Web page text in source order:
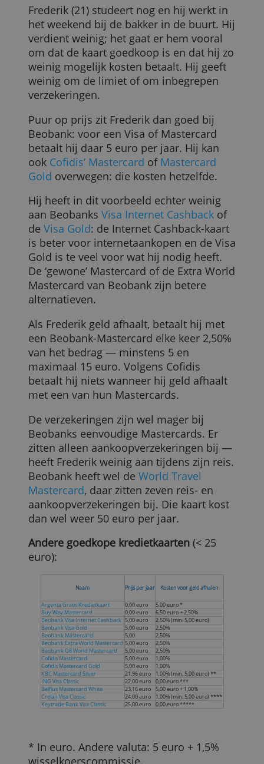
niet-euroland, dan betaal je uiteindelijk
102,50 euro als je de kaart met de
hoogste opslag hebt.
De best scorende kredietkaarten voor
een alleenreizende twintiger
Frederik (21) studeert nog en hij werkt in
het weekend bij de bakker in de buurt.
verdient weinig; het gaat er hem vooral
om dat de kaart goedkoop is en dat hij
weinig mogelijk kosten betaalt. Hij geeft
weinig om de limiet of om inbegrepen
verzekeringen.
Puur op prijs zit Frederik dan goed bij
Beobank: voor een Visa of Mastercard
betaalt hij daar 5 euro per jaar. Hij kan
ookCofidis’ MastercardofMastercard
Goldoverwegen: die kosten hetzelfde.
Hij heeft in dit voorbeeld echter weinig
aan BeobanksVisa Internet Cashback
deVisa Gold: de Internet Cashback-kaart
is beter voor internetaankopen en de
Gold is te veel voor wat hij nodig heeft.
De ‘gewone’ Mastercard of de Extra
Mastercard van Beobank zijn betere
alternatieven.
Als Frederik geld afhaalt, betaalt hij met
een Beobank-Mastercard elke keer 2,50%
van het bedrag — minstens 5 en
maximaal 15 euro. Volgens Cofidis
betaalt hij niets wanneer hij geld afhaalt
met een van hun Mastercards.
De verzekeringen zijn wel mager bij
Beobanks eenvoudige Mastercards. Er
zitten alleen aankoopverzekeringen bij —
heeft Frederik weinig aan tijdens zijn
Beobank heeft wel deWorld Travel
Mastercard, daar zitten zeven reis- en
aankoopverzekeringen bij. Die kaart kost
dan wel weer 50 euro per jaar.
euro):